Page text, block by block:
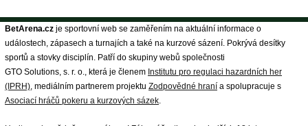
BetArena.cz je sportovní web se zaměřením na aktuální informace o
událostech, zápasech a turnajích a také na kurzové sázení. Pokrývá desítky
sportů a stovky disciplín. Patří do skupiny webů společnosti
GTO Solutions, s. r. o., která je členem Institutu pro regulaci hazardních her
(IPRH), mediálním partnerem projektu Zodpovědné hraní a spolupracuje s
Asociací hráčů pokeru a kurzových sázek.